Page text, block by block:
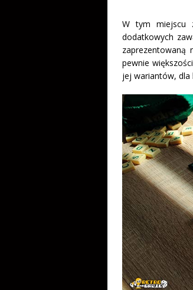
W tym miejscu
dodatkowych
zaprezentowaną
pewnie
jej wariantów, dla